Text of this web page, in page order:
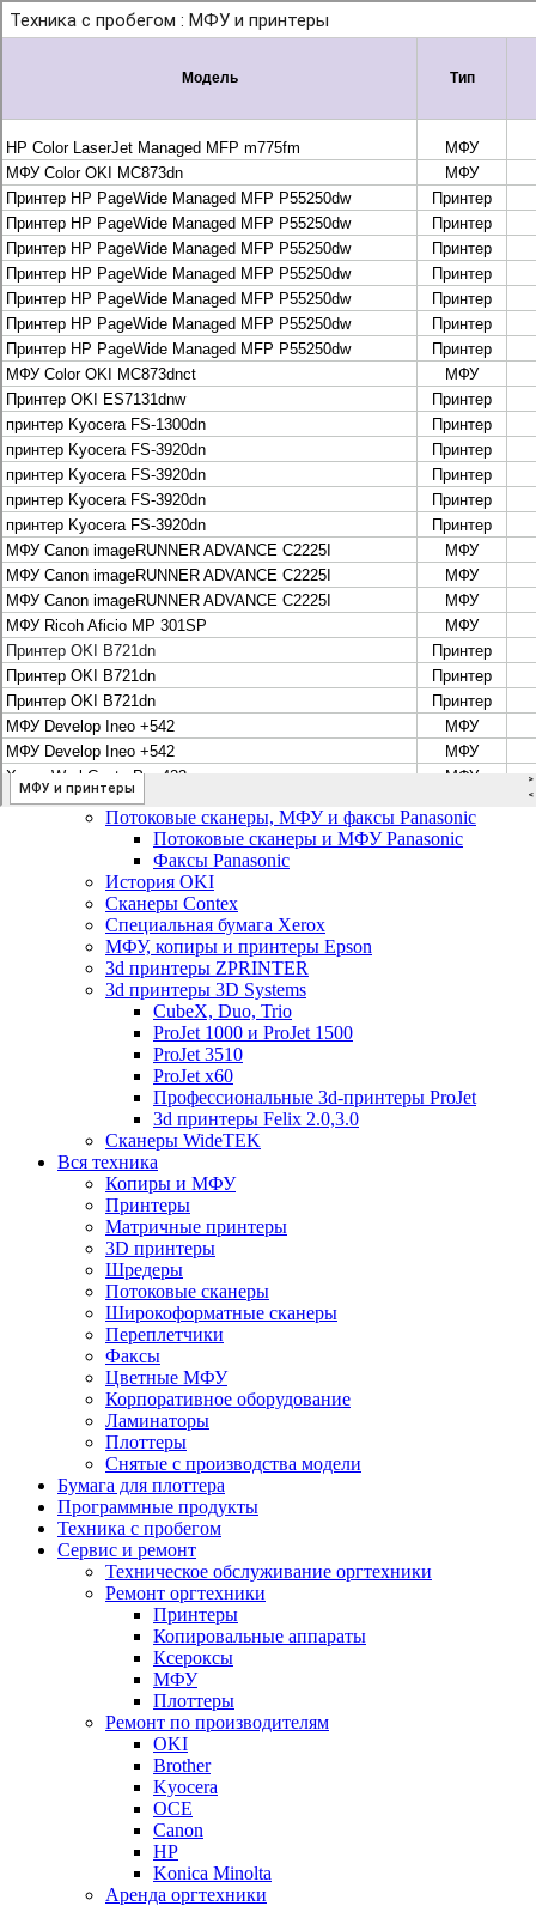
Рассчитать и заказать
Рассчитать и заказать
О компании
История Леком
Производители
Леком
Pantum
UTINET
G&G
ГК “Катюша”
Высокопроизводительные копиры DEVELOP
МФУ, копиры и принтеры KYOCERA
Принтеры и МФУ и факсы Brother
Плоттеры и МФУ Oce
Плоттеры и МФУ Oce
Цифровые системы Oce VarioPrint DP Line
МФУ, сканеры, плоттеры и принтеры Canon
Плоттеры Canon
Принтеры и МФУ Canon
Сканеры Canon
Распродажа картриджей Canon
МФУ, сканеры, плоттеры и принтеры HP
Принтеры и МФУ HP
Плоттеры hp
МФУ, копиры и принтеры OKI
МФУ, копиры и принтеры RICOH
Ремонт и продажа копировальных аппаратов
Infotec
Потоковые сканеры, МФУ и факсы Panasonic
Потоковые сканеры и МФУ Panasonic
Факсы Panasonic
История OKI
Сканеры Contex
Специальная бумага Xerox
МФУ, копиры и принтеры Epson
3d принтеры ZPRINTER
3d принтеры 3D Systems
CubeX, Duo, Trio
ProJet 1000 и ProJet 1500
ProJet 3510
ProJet x60
Профессиональные 3d-принтеры ProJet
3d принтеры Felix 2.0,3.0
Сканеры WideTEK
Вся техника
Копиры и МФУ
Принтеры
Матричные принтеры
3D принтеры
Шредеры
Потоковые сканеры
Широкоформатные сканеры
Переплетчики
Факсы
Цветные МФУ
Корпоративное оборудование
Ламинаторы
Плоттеры
Снятые с производства модели
Бумага для плоттера
Программные продукты
Техника с пробегом
Сервис и ремонт
Техническое обслуживание оргтехники
Ремонт оргтехники
Принтеры
Копировальные аппараты
Ксероксы
МФУ
Плоттеры
Ремонт по производителям
OKI
Brother
Kyocera
OCE
Canon
HP
Konica Minolta
Аренда оргтехники